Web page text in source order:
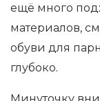
ещё много
материалов,
обуви для
глубоко.
Минуточку